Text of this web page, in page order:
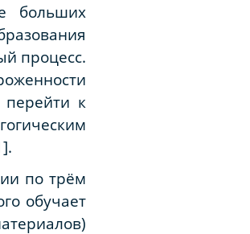
больших
процесс.
перейти к
по трём
обучает